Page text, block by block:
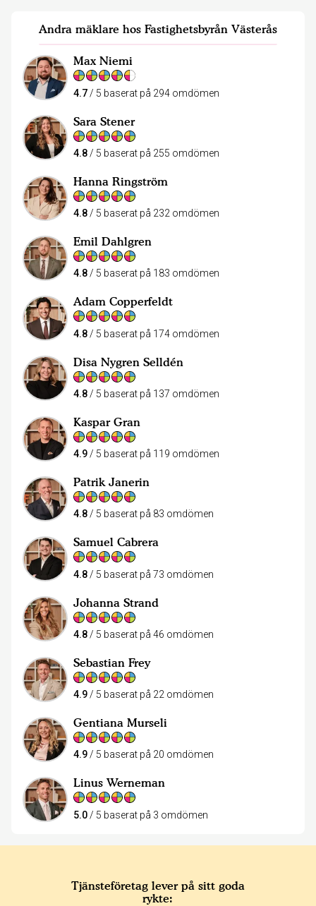
Andra mäklare hos Fastighetsbyrån Västerås
Max Niemi
4.7 / 5 baserat på 294 omdömen
Sara Stener
4.8 / 5 baserat på 255 omdömen
Hanna Ringström
4.8/ 5 baserat på 232 omdömen
Emil Dahlgren
4.8/ 5 baserat på 183 omdömen
Adam Copperfeldt
4.8 / 5 baserat på 174 omdömen
Disa Nygren Selldén
4.8 / 5 baserat på 137 omdömen
Kaspar Gran
4.9/ 5 baserat på 119 omdömen
Patrik Janerin
4.8/ 5 baserat på 83 omdömen
Samuel Cabrera
4.8 / 5 baserat på 73 omdömen
Johanna Strand
4.8 / 5 baserat på 46 omdömen
Sebastian Frey
4.9/ 5 baserat på 22 omdömen
Gentiana Murseli
4.9/ 5 baserat på 20 omdömen
Linus Werneman
5.0 / 5 baserat på 3 omdömen
Tjänsteföretag lever på sitt goda
rykte: